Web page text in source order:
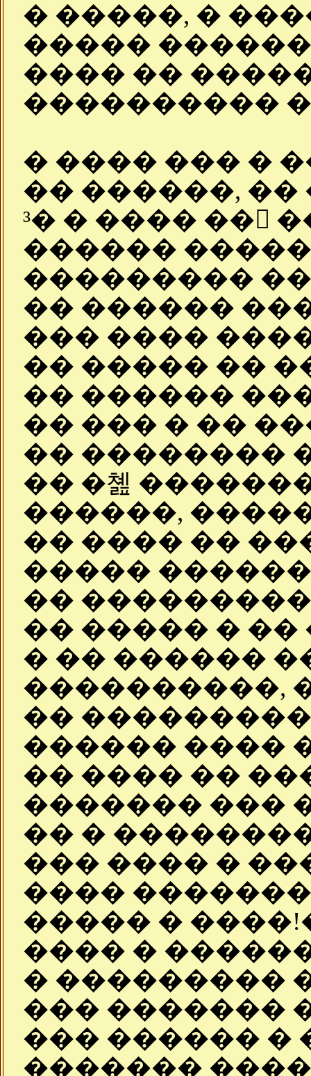
� �����, �
�����
���� ��
����������
� ���� ��� �
�� ������,
³� � ���� ��
������
���������
�� ������
��� ����
�� ����� ��
�� ������
�� ��� � ��
�� ��������
�� �쳺
������,
�� ���� ��
�����
��
�� ����� � ��
� �� ������
����������,
��
������ ����
�� ���� ��
������� ���
�� �
��� ���� �
����
����� �
���� �
� ���������
��� �������
��� ������ �
�������